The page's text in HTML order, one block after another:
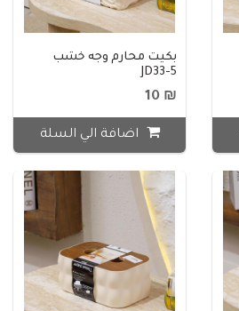
بكيت محارم وجه خشب
JD33-5
₪ 10
اضافة الي السلة